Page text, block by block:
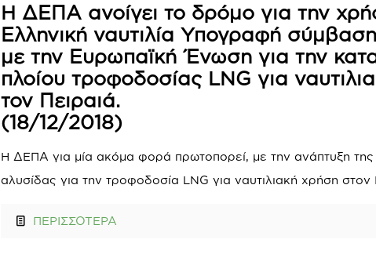
Η ΔΕΠΑ ανοίγει το δρόμο για την
Ελληνική ναυτιλία Υπογραφή
με την Ευρωπαϊκή Ένωση για την
πλοίου τροφοδοσίας LNG για
τον Πειραιά.
(18/12/2018)
Η ΔΕΠΑ για μία ακόμα φορά πρωτοπορεί, με την ανάπτυξη της
αλυσίδας για την τροφοδοσία LNG για ναυτιλιακή χρήση στον
ΠΕΡΙΣΣΟΤΕΡΑ